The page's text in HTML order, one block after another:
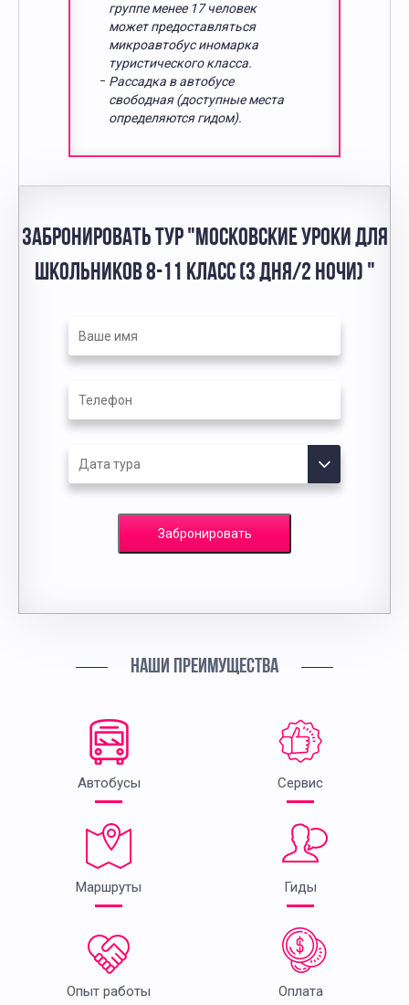
группе менее 17 человек
может предоставляться
микроавтобус иномарка
туристического класса.
Рассадка в автобусе
свободная (доступные места
определяются гидом).
ЗАБРОНИРОВАТЬ ТУР "МОСКОВСКИЕ УРОКИ ДЛЯ
ШКОЛЬНИКОВ 8-11 КЛАСС (3 ДНЯ/2 НОЧИ) "
Забронировать
НАШИ ПРЕИМУЩЕСТВА
Автобусы Сервис
Маршруты Гиды
Опыт работы Оплата